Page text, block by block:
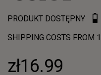
PRODUKT DOSTĘPNY
SHIPPING COSTS FROM
zł16.99